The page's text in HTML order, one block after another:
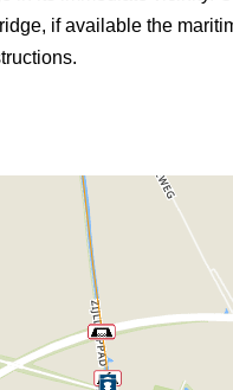
if available the